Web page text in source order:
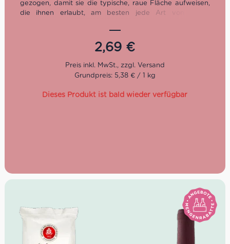
gezogen, damit sie die typische, raue Fläche aufweisen,
die ihnen erlaubt, am besten jede Art von Sauce
steingeschälten Weizens sind sie nicht nur hochwertig
sondern auch noch lecker.
La Molisana gehört seit der Gründung 1908 zu den
wichtigsten Pastaherstellern Italiens. Heute wird das
traditionsreiche Unternehmen bereits in vierter
Generation von der Familie Ferro geführt. Sie
verarbeiten Hartweizengrieß von höchster Qualität. Die
italienischem Weizen, hartnäckig und vor allem
schmackhaft, ohne holzigen und bitteren
Kochzeit: 11 Minuten
Packung: 500 g
2,69 €
Grundpreis: 5,38 € / 1 kg
Dieses Produkt ist bald wieder verfügbar